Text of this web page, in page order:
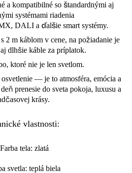
a kompatibilné so štandardnými aj
systémami riadenia
DALI a ďalšie smart systémy.
2 m káblom v cene, na požiadanie je
dlhšie káble za príplatok.
ktoré nie je len svetlom.
— je to atmosféra, emócia a
prenesie do sveta pokoja, luxusu a
krásy.
vlastnosti:
Farba tela: zlatá
svetla: teplá biela